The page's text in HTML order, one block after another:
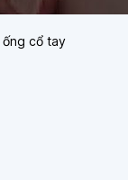
ống cổ tay